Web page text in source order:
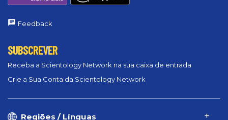
Feedback
SUBSCREVER
Receba a Scientology Network na sua caixa de entrada
Crie a Sua Conta da Scientology Network
Regiões / Línguas